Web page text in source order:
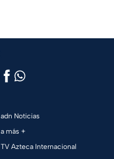
adn Noticias
a más +
TV Azteca Internacional